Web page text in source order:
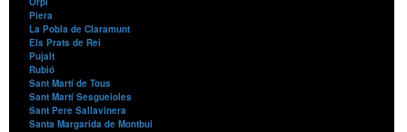
Piera
La Pobla de Claramunt
Els Prats de Rei
Pujalt
Rubió
Sant Martí de Tous
Sant Martí Sesgueioles
Sant Pere Sallavinera
Santa Margarida de Montbui